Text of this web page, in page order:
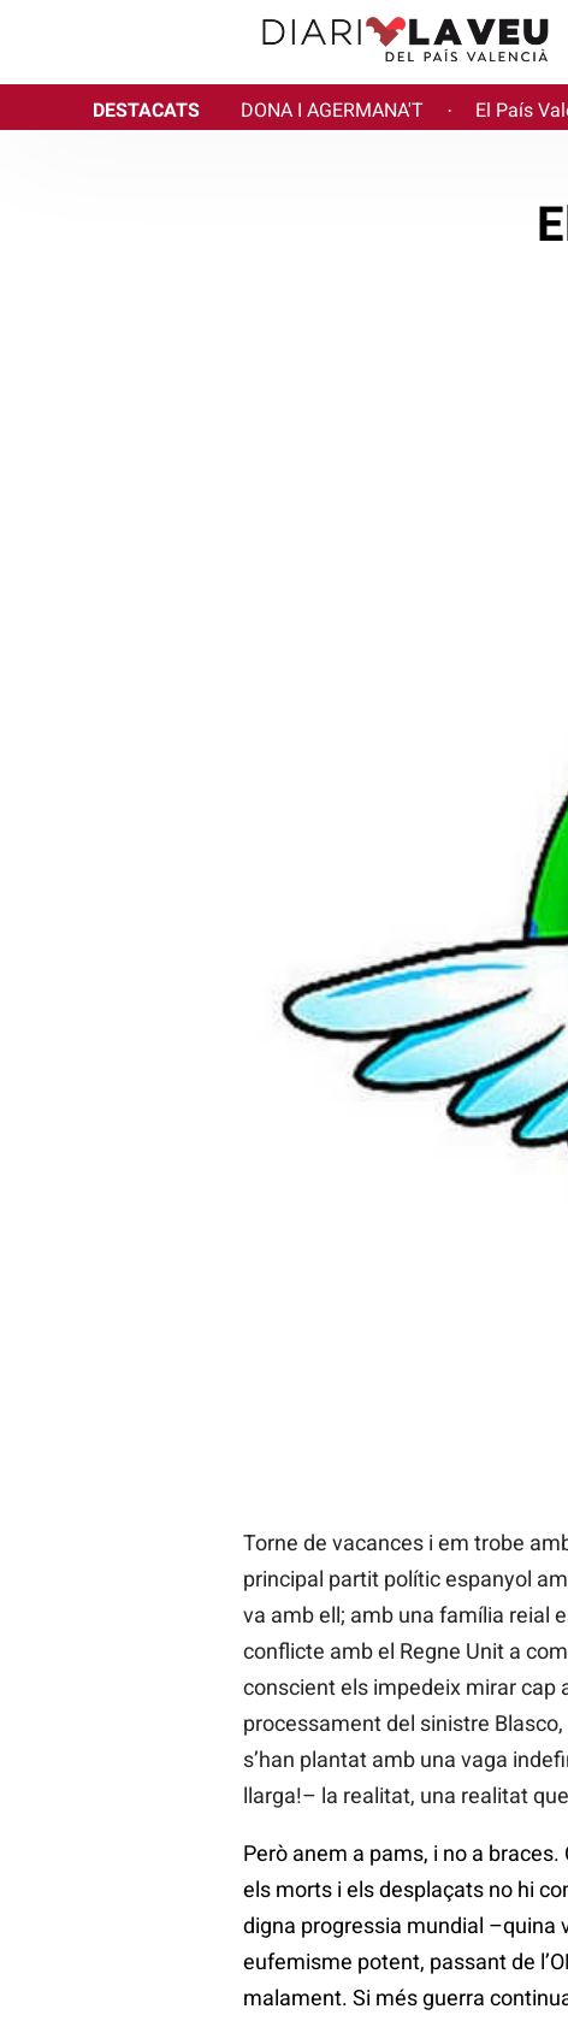
DESTACATS DONA I AGERMANA'T · El País
Torne de vacances i em trobe
principal partit polític espanyol
va amb ell; amb una família reial
conflicte amb el Regne Unit a
conscient els impedeix mirar cap
processament del sinistre
s’han plantat amb una vaga
llarga!– la realitat, una realitat
Però anem a pams, i no a
els morts i els desplaçats no hi
digna progressia mundial –quina
eufemisme potent, passant de
malament. Si més guerra